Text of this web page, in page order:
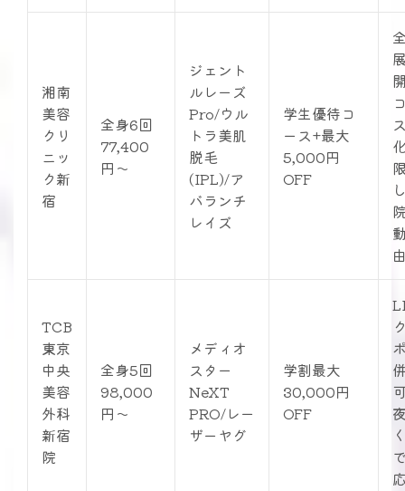
湘南
美容
クリ
ニッ
ク新
宿
全身6回
77,400
円〜
ジェント
ルレーズ
Pro/ウル
トラ美肌
脱毛
(IPL)/ア
バランチ
レイズ
学生優待コ
ース+最大
5,000円
OFF
TCB
東京
中央
美容
外科
新宿
院
全身5回
98,000
円〜
メディオ
スター
NeXT
PRO/レー
ザーヤグ
学割最大
30,000円
OFF